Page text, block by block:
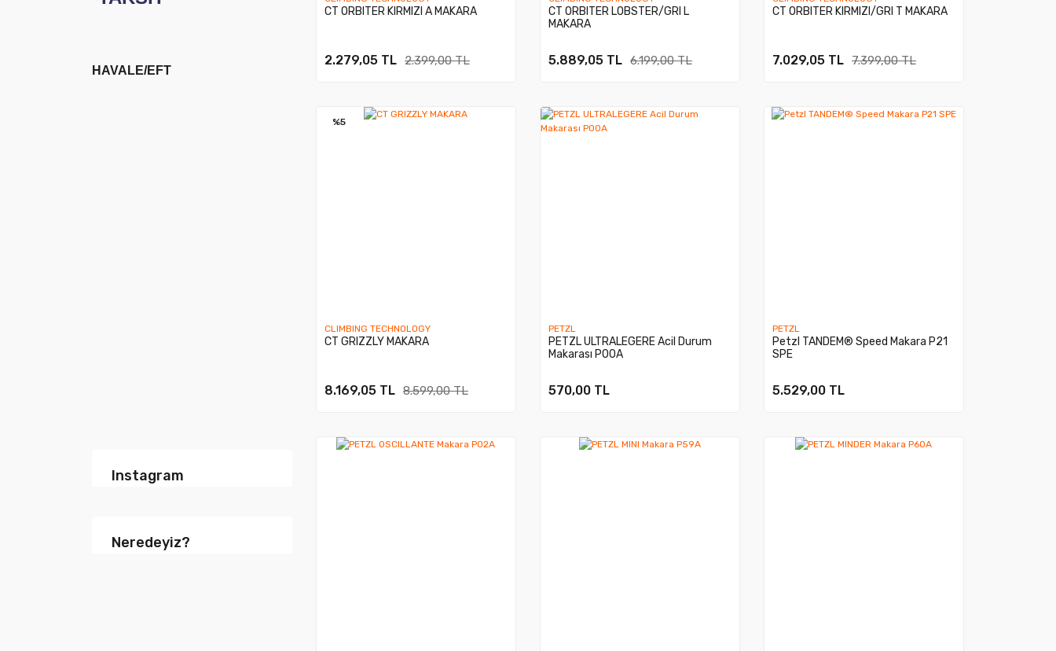
HAVALE/EFT
Instagram
Neredeyiz?
CT ORBITER KIRMIZI A MAKARA
2.279,05 TL 2.399,00 TL
CT ORBITER LOBSTER/GRI L
MAKARA
5.889,05 TL 6.199,00 TL
CT ORBITER KIRMIZI/GRI T MAKARA
7.029,05 TL 7.399,00 TL
%5
CLIMBING TECHNOLOGY
CT GRIZZLY MAKARA
8.169,05 TL 8.599,00 TL
PETZL
PETZL ULTRALEGERE Acil Durum
Makarası P00A
570,00 TL
PETZL
Petzl TANDEM® Speed Makara P21
SPE
5.529,00 TL